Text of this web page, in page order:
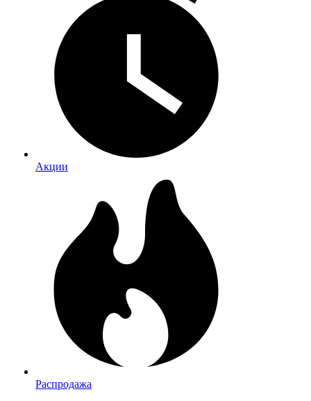
Акции
Распродажа